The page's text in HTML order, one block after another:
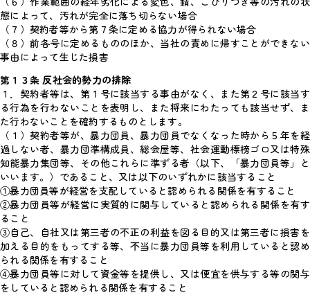
態によって、汚れが完全に落ち切らない場合
（７）契約者等から第７条に定める協力が得られない場合
（８）前各号に定めるもののほか、当社の責めに帰すことができない
事由によって生じた損害
第１３条 反社会的勢力の排除
１．契約者等は、第１号に該当する事由がなく、また第２号に該当す
る行為を行わないことを表明し、また将来にわたっても該当せず、ま
た行わないことを確約するものとします。
（１）契約者等が、暴力団員、暴力団員でなくなった時から５年を経
過しない者、暴力団準構成員、総会屋等、社会運動標榜ゴロ又は特殊
知能暴力集団等、その他これらに準ずる者（以下、「暴力団員等」と
いいます。）であること、又は以下のいずれかに該当すること
①暴力団員等が経営を支配していると認められる関係を有すること
②暴力団員等が経営に実質的に関与していると認められる関係を有す
ること
③自己、自社又は第三者の不正の利益を図る目的又は第三者に損害を
加える目的をもってする等、不当に暴力団員等を利用していると認め
られる関係を有すること
④暴力団員等に対して資金等を提供し、又は便宜を供与する等の関与
をしていると認められる関係を有すること